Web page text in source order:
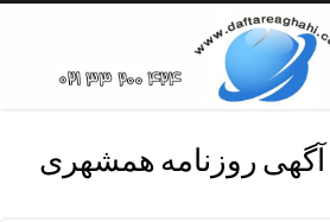
آگهی روزنامه همشهری